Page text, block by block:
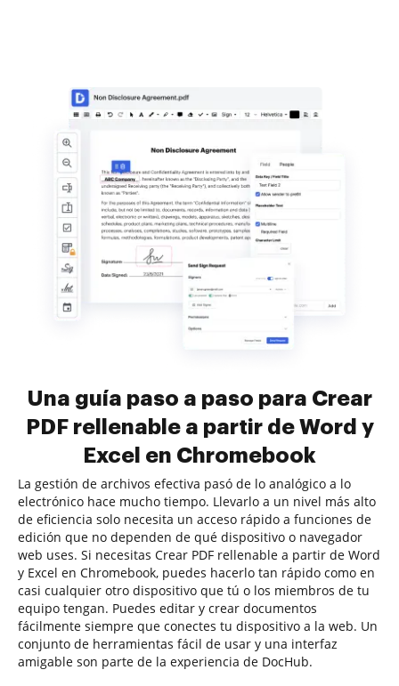
Una guía paso a paso para Crear
PDF rellenable a partir de Word y
Excel en Chromebook
La gestión de archivos efectiva pasó de lo analógico a lo
electrónico hace mucho tiempo. Llevarlo a un nivel más alto
de eficiencia solo necesita un acceso rápido a funciones de
edición que no dependen de qué dispositivo o navegador
web uses. Si necesitas Crear PDF rellenable a partir de Word
y Excel en Chromebook, puedes hacerlo tan rápido como en
casi cualquier otro dispositivo que tú o los miembros de tu
equipo tengan. Puedes editar y crear documentos
fácilmente siempre que conectes tu dispositivo a la web. Un
conjunto de herramientas fácil de usar y una interfaz
amigable son parte de la experiencia de DocHub.